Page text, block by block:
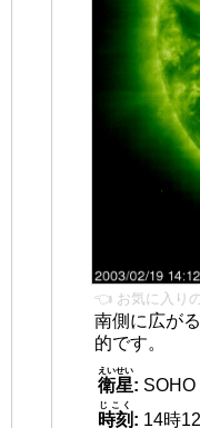
👈 お気に入り
南側に広が
的です。
衛星
えいせい
: SOHO
時刻
じこく
: 14時